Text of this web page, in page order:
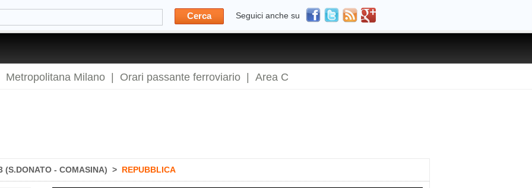
Cerca Seguici anche su
Metropolitana Milano Orari passante ferroviario Area C
(S.DONATO - COMASINA) > REPUBBLICA